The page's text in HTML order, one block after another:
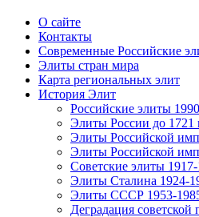
О сайте
Контакты
Современные Российские
Элиты стран мира
Картa региональных элит
История Элит
Российские элиты
Элиты России до 1721
Элиты Российской
Элиты Российской
Советские элиты 1917-
Элиты Сталина 1924-
Элиты СССР 1953-1985
Деградация